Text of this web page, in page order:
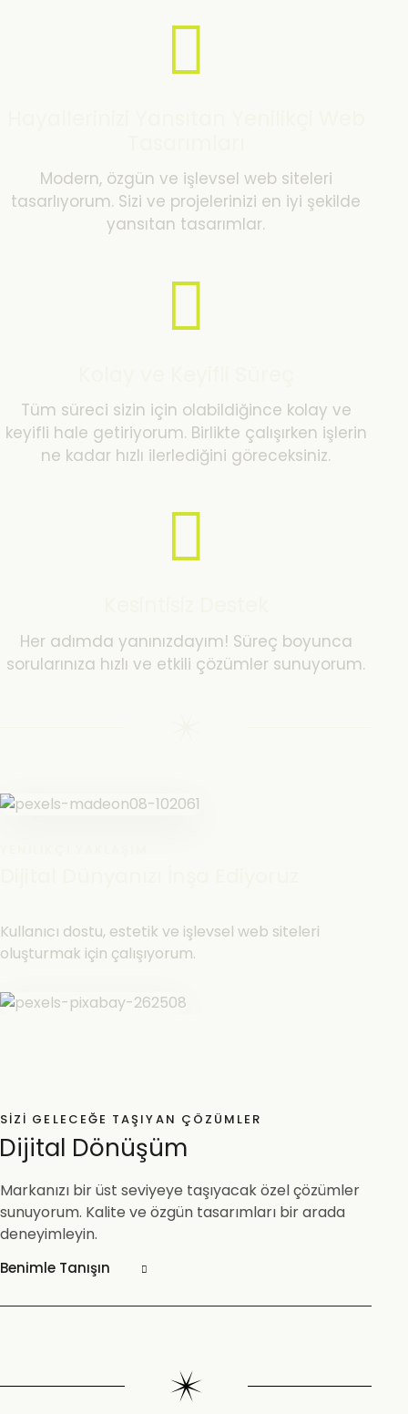
Modern, özgün ve işlevsel web siteleri
tasarlıyorum. Sizi ve projelerinizi en iyi şekilde
yansıtan tasarımlar.
Tüm süreci sizin için olabildiğince kolay ve
keyifli hale getiriyorum. Birlikte çalışırken işlerin
ne kadar hızlı ilerlediğini göreceksiniz.
Her adımda yanınızdayım! Süreç boyunca
sorularınıza hızlı ve etkili çözümler sunuyorum.
Kullanıcı dostu, estetik ve işlevsel web siteleri
oluşturmak için çalışıyorum.
SIZI GELECEĞE TAŞIYAN ÇÖZÜMLER
Dijital Dönüşüm
Markanızı bir üst seviyeye taşıyacak özel çözümler
sunuyorum. Kalite ve özgün tasarımları bir arada
deneyimleyin.
Benimle Tanışın